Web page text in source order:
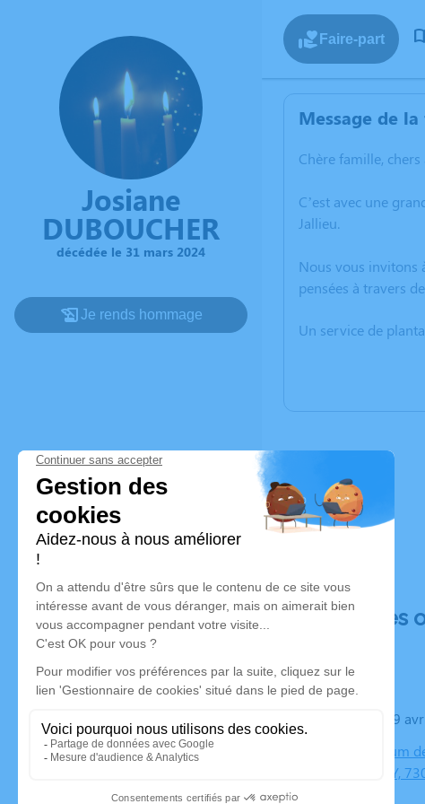
Josiane
DUBOUCHER
décédée le 31 mars 2024
Je rends hommage
Faire-part
Message de
Chère famille, chers
C’est avec une
Jallieu.
Nous vous invitons
pensées à travers
Un service de
Déroulé des
Le mardi 09
Crématorium
CHAMBERY,